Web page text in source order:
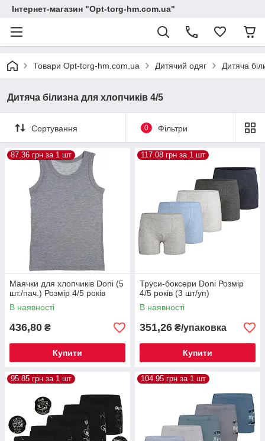
Інтернет-магазин "Opt-torg-hm.com.ua"
Товари Opt-torg-hm.com.ua Дитячий одяг Дитяча
Дитяча білизна для хлопчиків 4/5
Сортування 0 Фільтри
87.36 грн за 1 шт
Маячки для хлопчиків Doni (5
шт./пач.) Розмір 4/5 років
В наявності
436,80 ₴
Купити
117.08 грн за 1 шт
Труси-боксери Donі Розмір
4/5 років (3 шт/уп)
В наявності
351,26 ₴/упаковка
Купити
95.85 грн за 1 шт 104.95 грн за 1 шт